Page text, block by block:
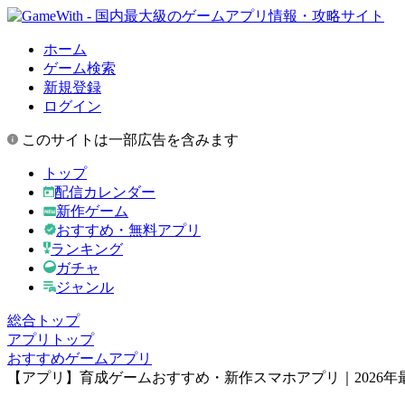
ホーム
ゲーム検索
新規登録
ログイン
このサイトは一部広告を含みます
トップ
配信カレンダー
新作ゲーム
おすすめ・無料アプリ
ランキング
ガチャ
ジャンル
総合トップ
アプリトップ
おすすめゲームアプリ
【アプリ】育成ゲームおすすめ・新作スマホアプリ｜2026年